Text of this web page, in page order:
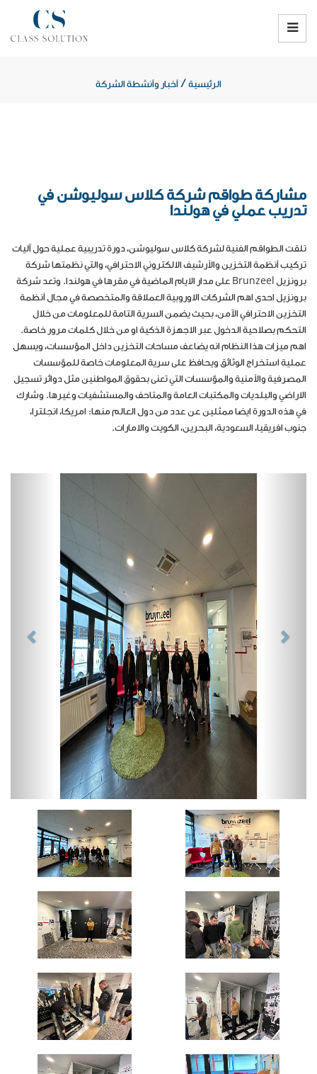
الرئيسية / أخبار وأنشطة الشركة
مشاركة طواقم شركة كلاس سوليوشن في
تدريب عملي في هولندا
تلقت الطواقم الفنية لشركة كلاس سوليوشن، دورة تدريبية عملية حول آليات
تركيب أنظمة التخزين والأرشيف الالكتروني الاحترافي، والتي نظمتها شركة
برونزيل Brunzeel على مدار الايام الماضية في مقرها في هولندا. وتعد شركة
برونزيل احدى اهم الشركات الاوروبية العملاقة والمتخصصة في مجال أنظمة
التخزين الاحترافي الآمن، بحيث يضمن السرية التامة للمعلومات من خلال
التحكم بصلاحية الدخول عبر الاجهزة الذكية او من خلال كلمات مرور خاصة.
اهم ميزات هذا النظام انه يضاعف مساحات التخزين داخل المؤسسات، ويسهل
عملية استخراج الوثائق ويحافظ على سرية المعلومات خاصة للمؤسسات
المصرفية والأمنية والمؤسسات التي تعنى بحقوق المواطنين مثل دوائر تسجيل
الاراضي والبلديات والمكتبات العامة والمتاحف والمستشفيات وغيرها. وشارك
في هذه الدورة ايضا ممثلين عن عدد من دول العالم منها: امريكا، انجلترا،
جنوب افريقيا، السعودية، البحرين، الكويت والامارات.